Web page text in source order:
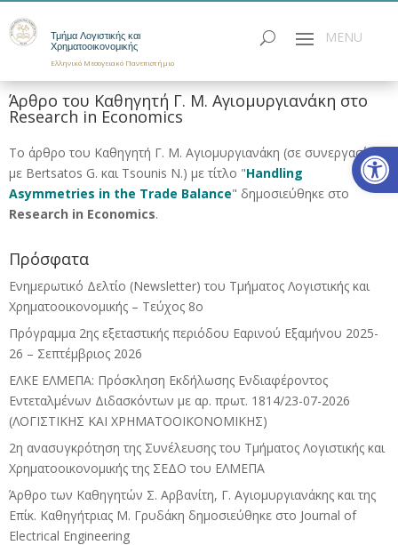
Τμήμα Λογιστικής και
Χρηματοοικονομικής
Ελληνικό Μεσογειακό Πανεπιστήμιο
Άρθρο του Καθηγητή Γ. Μ. Αγιομυργιανάκη στο
Research in Economics
Το άρθρο του Καθηγητή Γ. Μ. Αγιομυργιανάκη (σε συνεργασία
με Bertsatos G. και Tsounis N.) με τίτλο "Handling
Asymmetries in the Trade Balance" δημοσιεύθηκε στο
Research in Economics.
Πρόσφατα
Ενημερωτικό Δελτίο (Newsletter) του Τμήματος Λογιστικής και
Χρηματοοικονομικής – Τεύχος 8ο
Πρόγραμμα 2ης εξεταστικής περιόδου Eαρινού Eξαμήνου 2025-
26 – Σεπτέμβριος 2026
ΕΛΚΕ ΕΛΜΕΠΑ: Πρόσκληση Εκδήλωσης Ενδιαφέροντος
Εντεταλμένων Διδασκόντων με αρ. πρωτ. 1814/23-07-2026
(ΛΟΓΙΣΤΙΚΗΣ ΚΑΙ ΧΡΗΜΑΤΟΟΙΚΟΝΟΜΙΚΗΣ)
2η ανασυγκρότηση της Συνέλευσης του Τμήματος Λογιστικής και
Χρηματοοικονομικής της ΣΕΔΟ του ΕΛΜΕΠΑ
Άρθρο των Καθηγητών Σ. Αρβανίτη, Γ. Αγιομυργιανάκης και της
Επίκ. Καθηγήτριας Μ. Γρυδάκη δημοσιεύθηκε στο Journal of
Electrical Engineering